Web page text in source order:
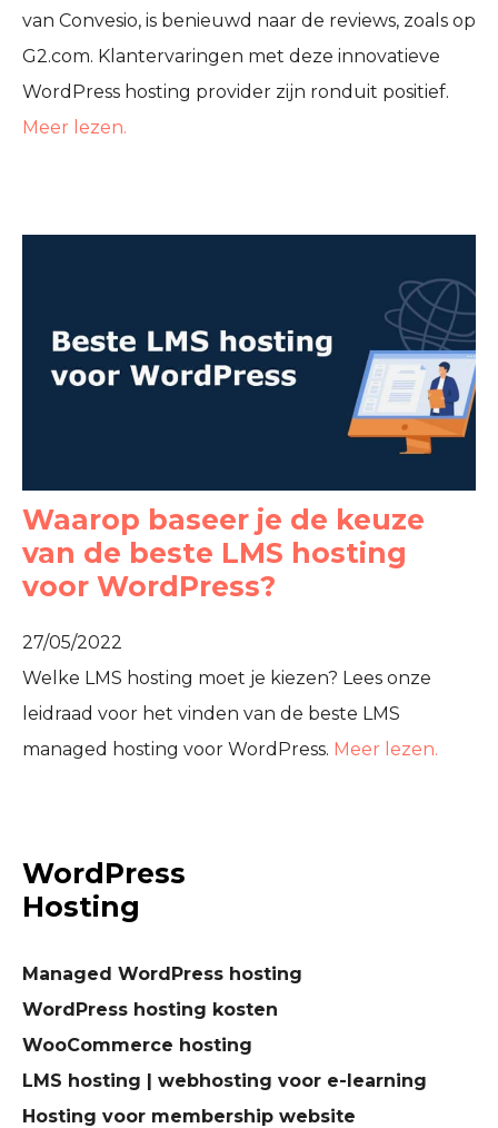
van Convesio, is benieuwd naar de reviews, zoals op
G2.com. Klantervaringen met deze innovatieve
WordPress hosting provider zijn ronduit positief.
Meer lezen.
Waarop baseer je de keuze
van de beste LMS hosting
voor WordPress?
27/05/2022
Welke LMS hosting moet je kiezen? Lees onze
leidraad voor het vinden van de beste LMS
managed hosting voor WordPress. Meer lezen.
WordPress
Hosting
Managed WordPress hosting
WordPress hosting kosten
WooCommerce hosting
LMS hosting | webhosting voor e-learning
Hosting voor membership website